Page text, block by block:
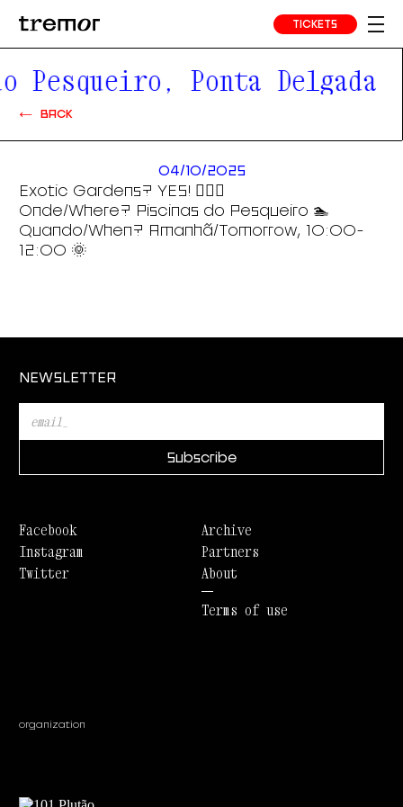
TICKETS
Ponta Delgada
BACK
04/10/2025
Exotic Gardens? YES! 😶‍🌫️🍄
Onde/Where? Piscinas do Pesqueiro 🏊
Quando/When? Amanhã/Tomorrow, 10:00-
12:00 🌞
NEWSLETTER
Facebook
Instagram
Twitter
Archive
Partners
About
Terms of use
organization